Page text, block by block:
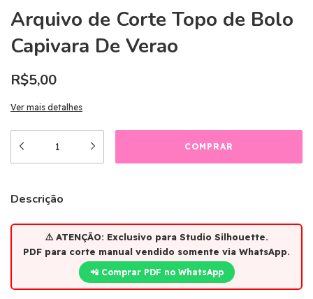
Arquivo de Corte Topo de Bolo
Capivara De Verao
R$5,00
Ver mais detalhes
Descrição
⚠️ ATENÇÃO: Exclusivo para Studio Silhouette.
PDF para corte manual vendido somente via WhatsApp.
📲 Comprar PDF no WhatsApp